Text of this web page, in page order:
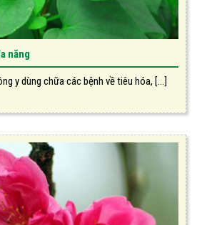
năng
y dùng chữa các bệnh về tiêu hóa, [...]